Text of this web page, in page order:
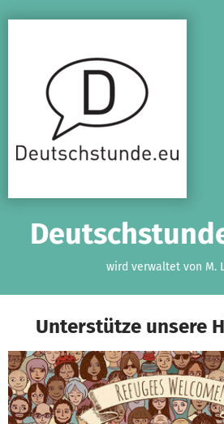
wird verwaltet von M.
Unterstütze unsere